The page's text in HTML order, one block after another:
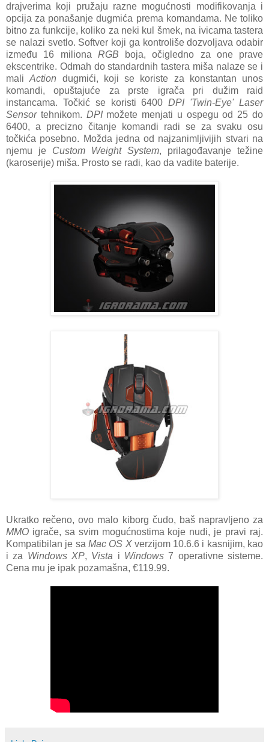
drajverima koji pružaju razne mogućnosti modifikovanja i
opcija za ponašanje dugmića prema komandama. Ne toliko
bitno za funkcije, koliko za neki kul šmek, na ivicama tastera
se nalazi svetlo. Softver koji ga kontroliše dozvoljava odabir
između 16 miliona RGB boja, očigledno za one prave
ekscentrike. Odmah do standardnih tastera miša nalaze se i
maliAction dugmići, koji se koriste za konstantan unos
komandi, opuštajuće za prste igrača pri dužim raid
instancama. Točkić se koristi 6400DPI 'Twin-Eye' Laser
Sensortehnikom. DPImožete menjati u ospegu od 25 do
6400, a precizno čitanje komandi radi se za svaku osu
točkića posebno. Možda jedna od najzanimljivijih stvari na
njemu je Custom Weight System, prilagođavanje težine
(karoserije) miša. Prosto se radi, kao da vadite baterije.
Ukratko rečeno, ovo malo kiborg čudo, baš napravljeno za
MMO igrače, sa svim mogućnostima koje nudi, je pravi raj.
Kompatibilan je sa Mac OS Xverzijom 10.6.6 i kasnijim, kao
i za Windows XP, Vista i Windows7 operativne sisteme.
Cena mu je ipak pozamašna, €119.99.